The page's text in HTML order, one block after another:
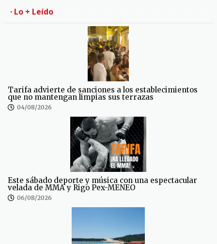
· Lo + Leído
Tarifa advierte de sanciones a los establecimientos
que no mantengan limpias sus terrazas
04/08/2026
Este sábado deporte y música con una espectacular
velada de MMA y Rigo Pex-MENEO
06/08/2026